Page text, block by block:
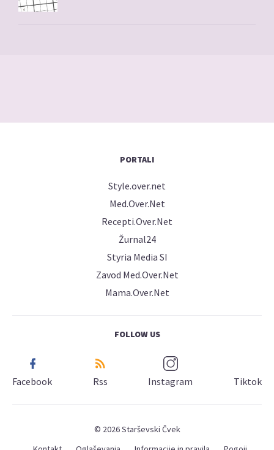
PORTALI
Style.over.net
Med.Over.Net
Recepti.Over.Net
Žurnal24
Styria Media SI
Zavod Med.Over.Net
Mama.Over.Net
FOLLOW US
Facebook Rss Instagram Tiktok
© 2026 Starševski Čvek